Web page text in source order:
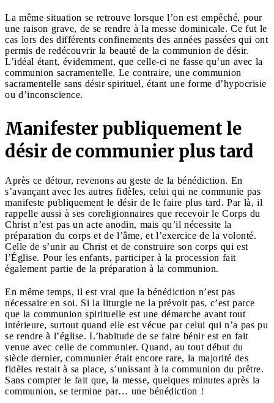
La même situation se retrouve lorsque l’on est empêché, pour
une raison grave, de se rendre à la messe dominicale. Ce fut le
cas lors des différents confinements des années passées qui ont
permis de redécouvrir la beauté de la communion de désir.
L’idéal étant, évidemment, que celle-ci ne fasse qu’un avec la
communion sacramentelle. Le contraire, une communion
sacramentelle sans désir spirituel, étant une forme d’hypocrisie
ou d’inconscience.
Manifester publiquement le
désir de communier plus tard
Après ce détour, revenons au geste de la bénédiction. En
s’avançant avec les autres fidèles, celui qui ne communie pas
manifeste publiquement le désir de le faire plus tard. Par là, il
rappelle aussi à ses coreligionnaires que recevoir le Corps du
Christ n’est pas un acte anodin, mais qu’il nécessite la
préparation du corps et de l’âme, et l’exercice de la volonté.
Celle de s’unir au Christ et de construire son corps qui est
l’Église. Pour les enfants, participer à la procession fait
également partie de la préparation à la communion.
En même temps, il est vrai que la bénédiction n’est pas
nécessaire en soi. Si la liturgie ne la prévoit pas, c’est parce
que la communion spirituelle est une démarche avant tout
intérieure, surtout quand elle est vécue par celui qui n’a pas pu
se rendre à l’église. L’habitude de se faire bénir est en fait
venue avec celle de communier. Quand, au tout début du
siècle dernier, communier était encore rare, la majorité des
fidèles restait à sa place, s’unissant à la communion du prêtre.
Sans compter le fait que, la messe, quelques minutes après la
communion, se termine par… une bénédiction !